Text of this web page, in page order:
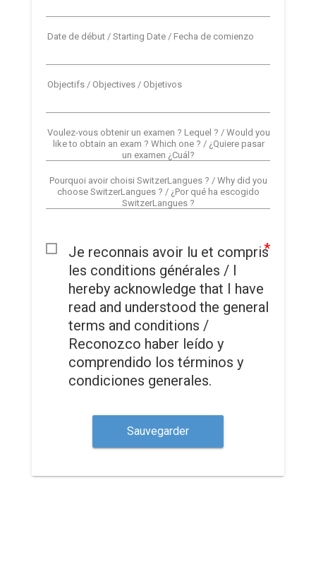
Date de début / Starting Date / Fecha de comienzo
Objectifs / Objectives / Objetivos
Voulez-vous obtenir un examen ? Lequel ? / Would you
like to obtain an exam ? Which one ? / ¿Quiere pasar
un examen ¿Cuál?
Pourquoi avoir choisi SwitzerLangues ? / Why did you
choose SwitzerLangues ? / ¿Por qué ha escogido
SwitzerLangues ?
Je reconnais avoir lu et compris
les conditions générales / I
hereby acknowledge that I have
read and understood the general
terms and conditions /
Reconozco haber leído y
comprendido los términos y
condiciones generales.